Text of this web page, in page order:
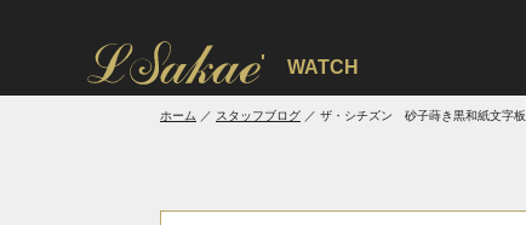
' WATCH
ホーム スタッフブログ ザ・シチズン 砂子蒔き黒和紙文字板